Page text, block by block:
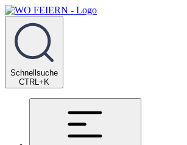
Schnellsuche
CTRL+K